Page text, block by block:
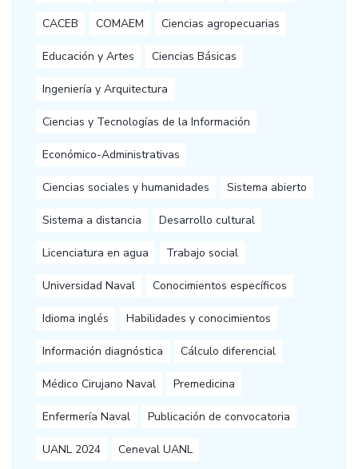
CACEB COMAEM Ciencias agropecuarias
Educación y Artes Ciencias Básicas
Ingeniería y Arquitectura
Ciencias y Tecnologías de la Información
Económico-Administrativas
Ciencias sociales y humanidades Sistema abierto
Sistema a distancia Desarrollo cultural
Licenciatura en agua Trabajo social
Universidad Naval Conocimientos específicos
Idioma inglés Habilidades y conocimientos
Información diagnóstica Cálculo diferencial
Médico Cirujano Naval Premedicina
Enfermería Naval Publicación de convocatoria
UANL 2024 Ceneval UANL